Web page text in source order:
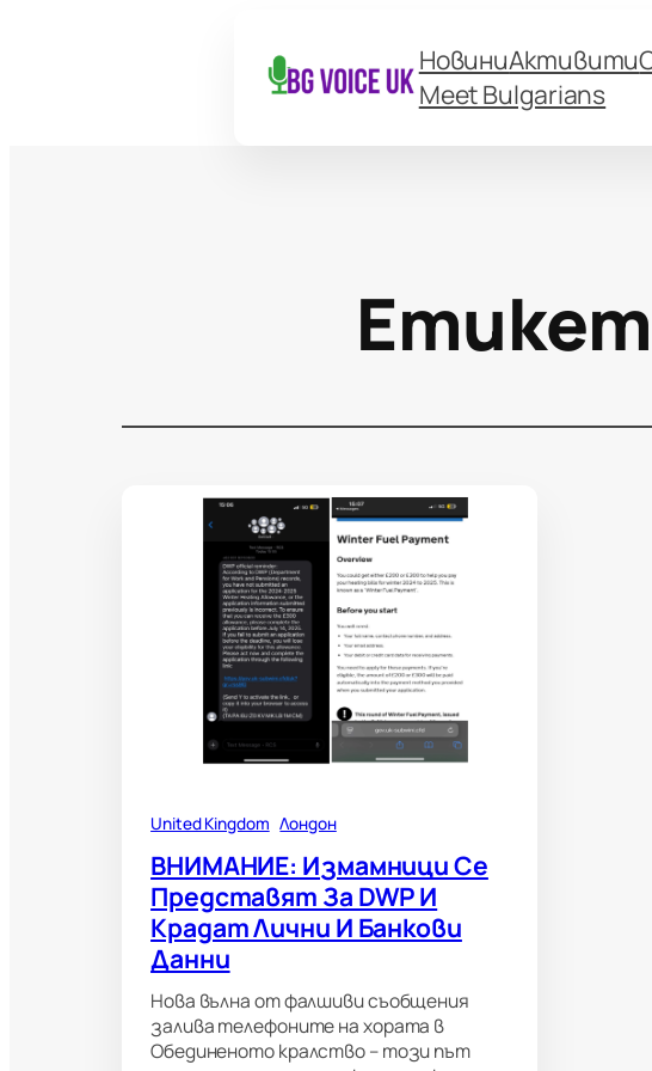
НовиниАктивити
Meet Bulgarians
United Kingdom Лондон
ВНИМАНИЕ: Измамници Се
Представят За DWP И
Крадат Лични И Банкови
Данни
Нова вълна от фалшиви съобщения
залива телефоните на хората в
Обединеното кралство – този път